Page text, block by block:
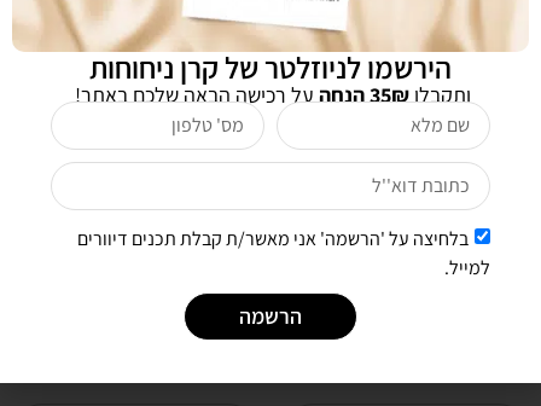
אני מעוניינת לקבל חדשות ומבצעים לדואר אלקטרוני
לקוחות שרכשו מוצר זה רכשו גם
הירשמו לניוזלטר של קרן ניחוחות
ותקבלו35₪ הנחה על רכישה הבאה שלכם באתר!
בלחיצה על 'הרשמה' אני מאשר/ת קבלת תכנים דיוורים
למייל.
הרשמה